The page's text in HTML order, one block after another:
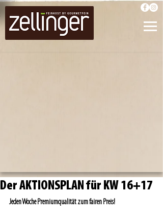
Der AKTIONSPLAN für KW 16+17
Jeden Woche Premiumqualität zum fairen Preis!